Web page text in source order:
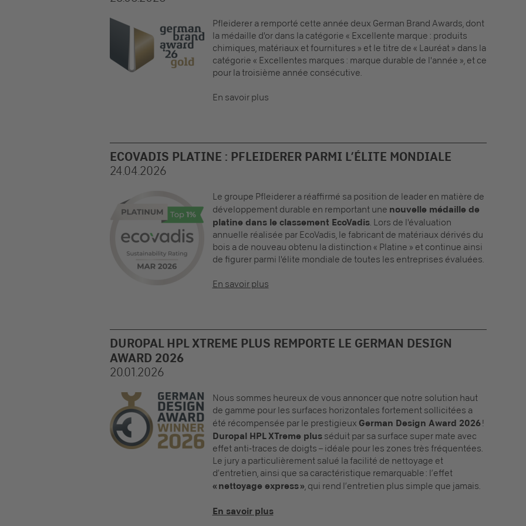
Pfleiderer a remporté cette année deux German Brand Awards, dont
la médaille d'or dans la catégorie « Excellente marque : produits
chimiques, matériaux et fournitures » et le titre de « Lauréat » dans la
catégorie « Excellentes marques : marque durable de l'année », et ce
pour la troisième année consécutive.
En savoir plus
ECOVADIS PLATINE : PFLEIDERER PARMI L’ÉLITE MONDIALE
24.04.2026
Le groupe Pfleiderer a réaffirmé sa position de leader en matière de
développement durable en remportant une nouvelle médaille de
platine dans le classement EcoVadis. Lors de l'évaluation
annuelle réalisée par EcoVadis, le fabricant de matériaux dérivés du
bois a de nouveau obtenu la distinction « Platine » et continue ainsi
de figurer parmi l'élite mondiale de toutes les entreprises évaluées.
En savoir plus
DUROPAL HPL XTREME PLUS REMPORTE LE GERMAN DESIGN
AWARD 2026
20.01.2026
Nous sommes heureux de vous annoncer que notre solution haut
de gamme pour les surfaces horizontales fortement sollicitées a
été récompensée par le prestigieux German Design Award 2026!
Duropal HPL XTreme plusséduit par sa surface super mate avec
effet anti‑traces de doigts – idéale pour les zones très fréquentées.
Le jury a particulièrement salué la facilité de nettoyage et
d’entretien, ainsi que sa caractéristique remarquable : l’effet
« nettoyage express », qui rend l’entretien plus simple que jamais.
En savoir plus